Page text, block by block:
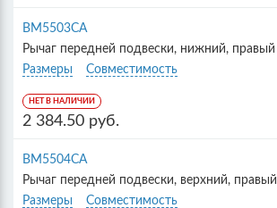
BM5503CA
Рычаг передней подвески, нижний, правый
Размеры
Совместимость
2 384.50 руб.
НЕТ В НАЛИЧИИ
BM5504CA
Рычаг передней подвески, верхний, правый
Размеры
Совместимость